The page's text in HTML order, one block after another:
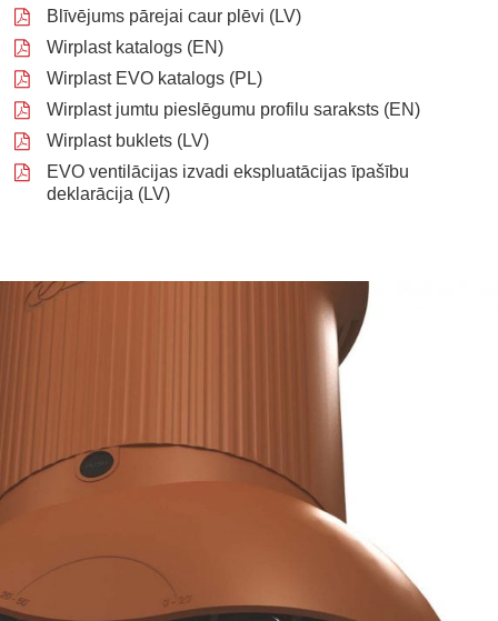
Blīvējums pārejai caur plēvi (LV)
Wirplast katalogs (EN)
Wirplast EVO katalogs (PL)
Wirplast jumtu pieslēgumu profilu saraksts (EN)
Wirplast buklets (LV)
EVO ventilācijas izvadi ekspluatācijas īpašību
deklarācija (LV)